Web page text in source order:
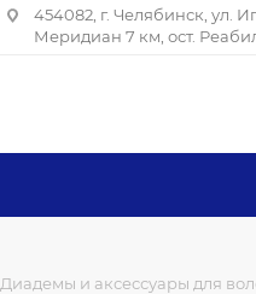
454082, г. Челябинск, ул.
Меридиан 7 км, ост.
Диадемы и аксессуары для